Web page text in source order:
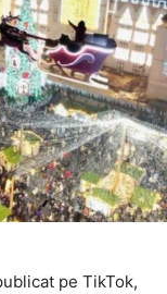
pe TikTok,